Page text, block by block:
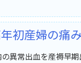
初産婦の痛
異常出血を産褥早